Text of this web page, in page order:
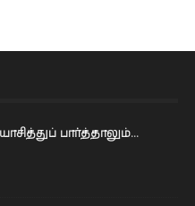
பார்த்தாலும்...